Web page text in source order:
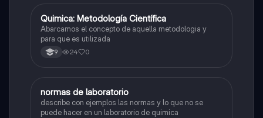
Química
Quimica: Metodología Científica
Abarcamos el concepto de aquella metodologia y
para que es utilizada
9 24 0
Química
normas de laboratorio
describe con ejemplos las normas y lo que no se
puede hacer en un laboratorio de quimica